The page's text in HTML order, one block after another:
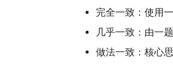
完全一致：使用
几乎一致：由一
做法一致：核心